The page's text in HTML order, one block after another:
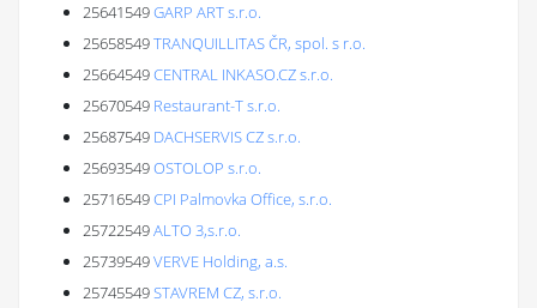
25641549GARP ART s.r.o.
25658549TRANQUILLITAS ČR, spol. s r.o.
25664549CENTRAL INKASO.CZ s.r.o.
25670549 Restaurant-T s.r.o.
25687549 DACHSERVIS CZ s.r.o.
25693549OSTOLOP s.r.o.
25716549CPI Palmovka Office, s.r.o.
25722549ALTO 3,s.r.o.
25739549VERVE Holding, a.s.
25745549STAVREM CZ, s.r.o.